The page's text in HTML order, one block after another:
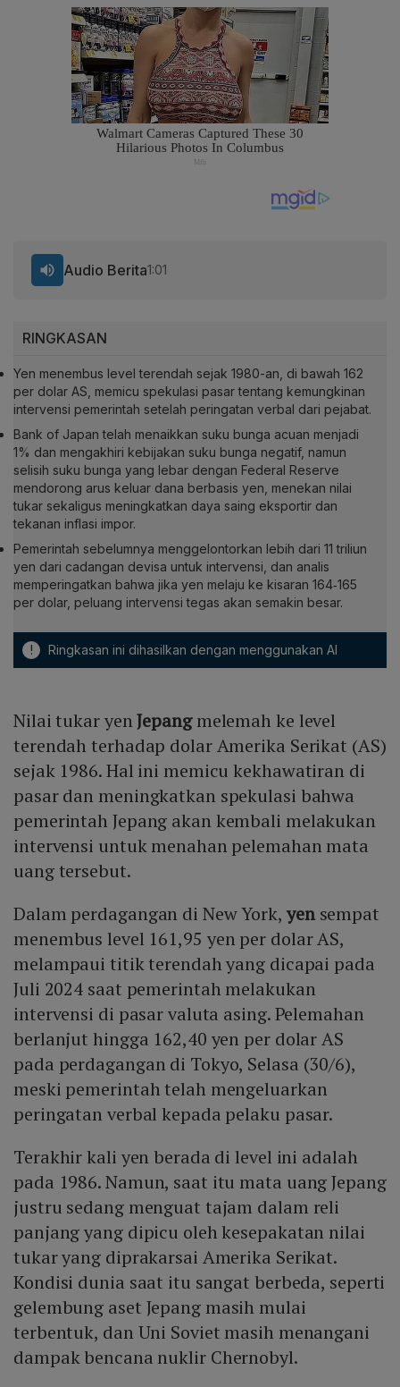
RINGKASAN
Yen menembus level terendah sejak 1980-an, di bawah 162
per dolar AS, memicu spekulasi pasar tentang kemungkinan
intervensi pemerintah setelah peringatan verbal dari pejabat.
Bank of Japan telah menaikkan suku bunga acuan menjadi
1% dan mengakhiri kebijakan suku bunga negatif, namun
selisih suku bunga yang lebar dengan Federal Reserve
mendorong arus keluar dana berbasis yen, menekan nilai
tukar sekaligus meningkatkan daya saing eksportir dan
tekanan inflasi impor.
Pemerintah sebelumnya menggelontorkan lebih dari 11 triliun
yen dari cadangan devisa untuk intervensi, dan analis
memperingatkan bahwa jika yen melaju ke kisaran 164‑165
per dolar, peluang intervensi tegas akan semakin besar.
! Ringkasan ini dihasilkan dengan menggunakan AI
Audio Berita1:01
Nilai tukar yenJepangmelemah ke level
terendah terhadap dolar Amerika Serikat (AS)
sejak 1986. Hal ini memicu kekhawatiran di
pasar dan meningkatkan spekulasi bahwa
pemerintah Jepang akan kembali melakukan
intervensi untuk menahan pelemahan mata
uang tersebut.
Dalam perdagangan di New York, yensempat
menembus level 161,95 yen per dolar AS,
melampaui titik terendah yang dicapai pada
Juli 2024 saat pemerintah melakukan
intervensi di pasar valuta asing. Pelemahan
berlanjut hingga 162,40 yen per dolar AS
pada perdagangan di Tokyo, Selasa (30/6),
meski pemerintah telah mengeluarkan
peringatan verbal kepada pelaku pasar.
Terakhir kali yen berada di level ini adalah
pada 1986. Namun, saat itu mata uang Jepang
justru sedang menguat tajam dalam reli
panjang yang dipicu oleh kesepakatan nilai
tukar yang diprakarsai Amerika Serikat.
Kondisi dunia saat itu sangat berbeda, seperti
gelembung aset Jepang masih mulai
terbentuk, dan Uni Soviet masih menangani
dampak bencana nuklir Chernobyl.